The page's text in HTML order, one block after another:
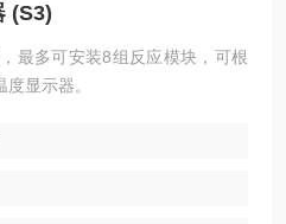
(S3)
最多可安装8组反应模块，可根
显示器。